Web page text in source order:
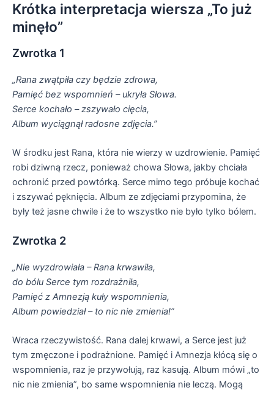
Krótka interpretacja wiersza „To już
minęło”
Zwrotka 1
„Rana zwątpiła czy będzie zdrowa,
Pamięć bez wspomnień – ukryła Słowa.
Serce kochało – zszywało cięcia,
Album wyciągnął radosne zdjęcia.”
W środku jest Rana, która nie wierzy w uzdrowienie. Pamięć
robi dziwną rzecz, ponieważ chowa Słowa, jakby chciała
ochronić przed powtórką. Serce mimo tego próbuje kochać
i zszywać pęknięcia. Album ze zdjęciami przypomina, że
były też jasne chwile i że to wszystko nie było tylko bólem.
Zwrotka 2
„Nie wyzdrowiała – Rana krwawiła,
do bólu Serce tym rozdrażniła,
Pamięć z Amnezją kuły wspomnienia,
Album powiedział – to nic nie zmienia!”
Wraca rzeczywistość. Rana dalej krwawi, a Serce jest już
tym zmęczone i podrażnione. Pamięć i Amnezja kłócą się o
wspomnienia, raz je przywołują, raz kasują. Album mówi „to
nic nie zmienia”, bo same wspomnienia nie leczą. Mogą